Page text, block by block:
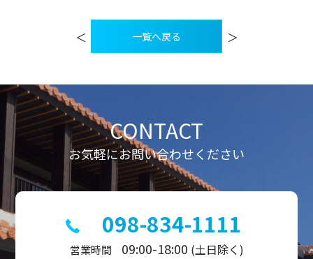
ー
シ
ョ
ン
＜ ＞
一覧へ戻る
CONTACT
お気軽にお問い合わせください
098-834-1111
営業時間 09:00-18:00 (土日除く)